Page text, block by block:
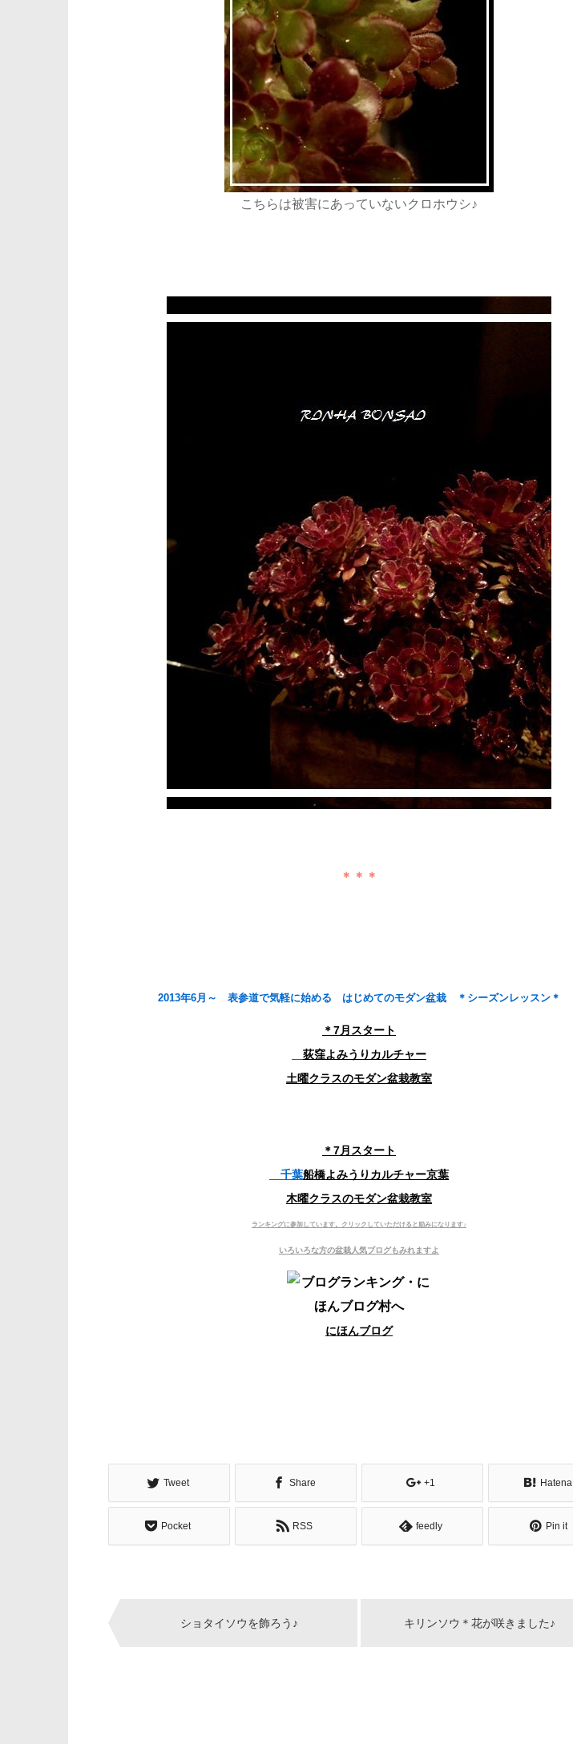
こちらは被害にあっていないクロホウシ♪
＊＊＊
2013年6月～ 表参道で気軽に始める はじめてのモダン盆栽 ＊シーズンレッスン＊
＊7月スタート
荻窪よみうりカルチャー
土曜クラスのモダン盆栽教室
＊7月スタート
千葉船橋よみうりカルチャー京葉
木曜クラスのモダン盆栽教室
ランキングに参加しています。 クリックしていただけると励みになります♪
いろいろな方の盆栽人気ブログもみれますよ
にほんブログ
Tweet Share +1 Hatena
Pocket RSS feedly Pin it
ショタイソウを飾ろう♪ キリンソウ＊花が咲きました♪